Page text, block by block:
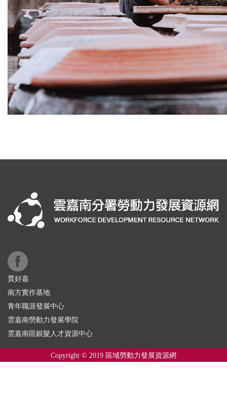
賈好嘉
南方實作基地
青年職涯發展中心
雲嘉南勞動力發展學院
雲嘉南區銀髮人才資源中心
Copyright © 2019 區域勞動力發展資源網